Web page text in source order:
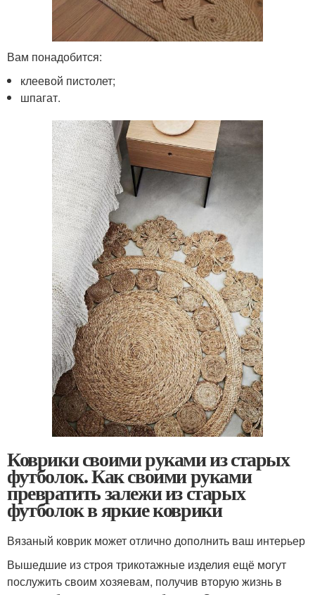
Вам понадобится:
клеевой пистолет;
шпагат.
Коврики своими руками из старых
футболок. Как своими руками
превратить залежи из старых
футболок в яркие коврики
Вязаный коврик может отлично дополнить ваш интерьер
Вышедшие из строя трикотажные изделия ещё могут
послужить своим хозяевам, получив вторую жизнь в